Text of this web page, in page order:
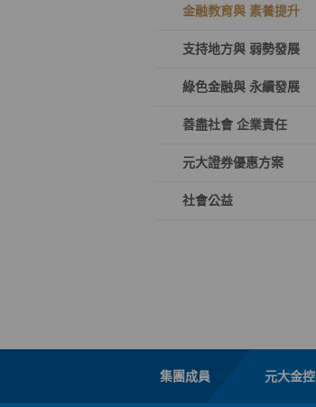
金融教育與 素養提升
支持地方與 弱勢發展
綠色金融與 永續發展
善盡社會 企業責任
元大證券優惠方案
社會公益
集團成員 元大金控